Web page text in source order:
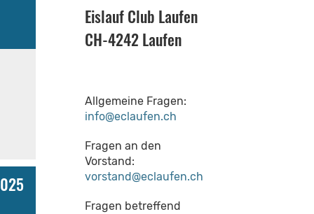
Eislauf Club Laufen
CH-4242 Laufen
Allgemeine Fragen:
info@eclaufen.ch
Fragen an den
Vorstand:
vorstand@eclaufen.ch
Fragen betreffend